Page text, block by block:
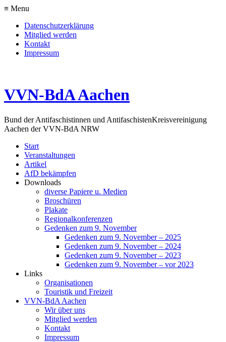
≡ Menu
Datenschutzerklärung
Mitglied werden
Kontakt
Impressum
VVN-BdA Aachen
Bund der Antifaschistinnen und AntifaschistenKreisvereinigung
Aachen der VVN-BdA NRW
Start
Veranstaltungen
Artikel
AfD bekämpfen
Downloads
diverse Papiere u. Medien
Broschüren
Plakate
Regionalkonferenzen
Gedenken zum 9. November
Gedenken zum 9. November – 2025
Gedenken zum 9. November – 2024
Gedenken zum 9. November – 2023
Gedenken zum 9. November – vor 2023
Links
Organisationen
Touristik und Freizeit
VVN-BdA Aachen
Wir über uns
Mitglied werden
Kontakt
Impressum